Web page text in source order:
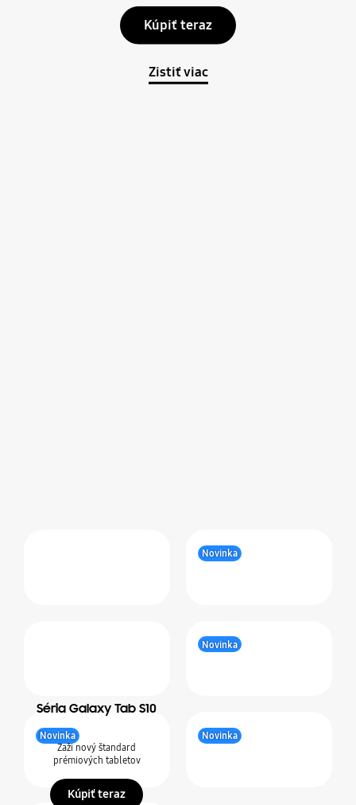
Zistiť viac
Kúpiť teraz
Novinka
Séria Galaxy Tab S10
Zaži nový štandard
prémiových tabletov
Kúpiť teraz
Novinka
Novinka Novinka